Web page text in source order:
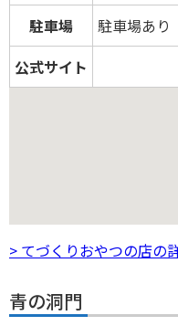
駐車場
駐車場あり
公式サイト
> てづくりおやつの店の
青の洞門